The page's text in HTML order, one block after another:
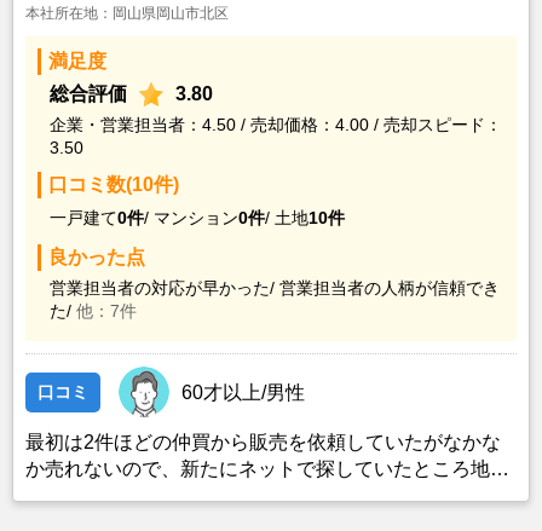
本社所在地：岡山県岡山市北区
満足度
総合評価
3.80
企業・営業担当者：4.50 / 売却価格：4.00 / 売却スピード：
3.50
口コミ数(10件)
一戸建て0件/ マンション0件/ 土地10件
良かった点
営業担当者の対応が早かった/ 営業担当者の人柄が信頼でき
た/ 他：7件
口コミ 60才以上/男性
最初は2件ほどの仲買から販売を依頼していたがなかな
か売れないので、新たにネットで探していたところ地域